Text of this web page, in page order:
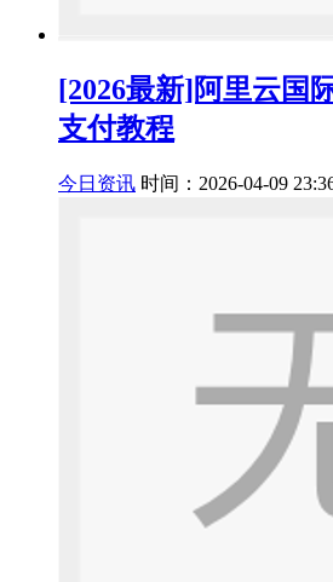
[2026最新]阿里云国
支付教程
今日资讯 时间：2026-04-09